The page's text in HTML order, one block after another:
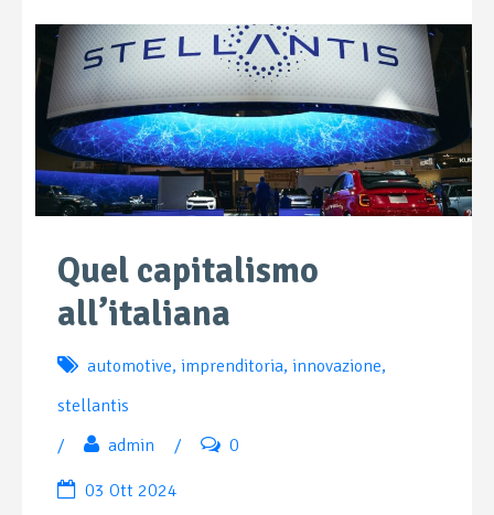
Quel capitalismo
all’italiana
automotive, imprenditoria, innovazione,
stellantis
/
admin / 0
03 Ott 2024